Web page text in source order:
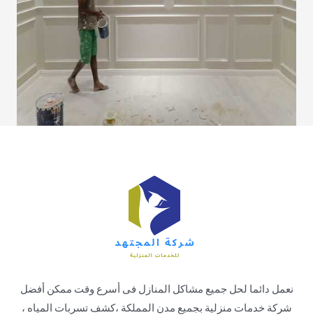
نعمل دائما لحل جميع مشاكل المنازل فى أسرع وقت ممكن أفضل
شركة خدمات منزلية بجميع مدن المملكة ،كشف تسربات المياه ،